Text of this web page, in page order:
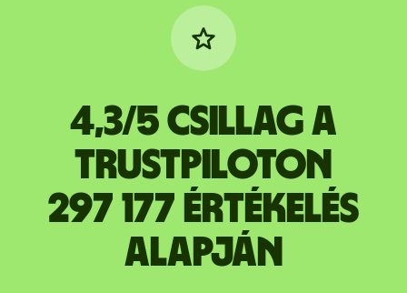
4,3/5 csillag a
Trustpiloton
297 177 értékelés
alapján